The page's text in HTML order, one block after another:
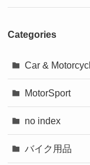
Categories
Car &
MotorSport
no index
バイク用品